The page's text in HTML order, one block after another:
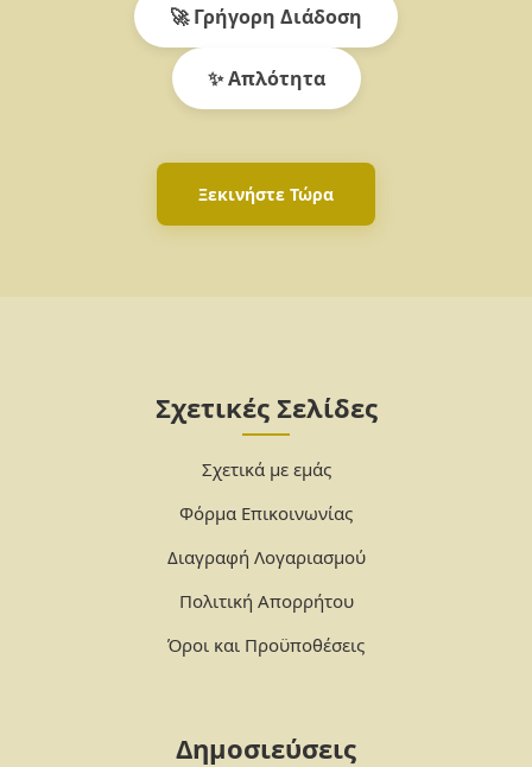
🚀 Γρήγορη Διάδοση
✨ Απλότητα
Ξεκινήστε Τώρα
Σχετικές Σελίδες
Σχετικά με εμάς
Φόρμα Επικοινωνίας
Διαγραφή Λογαριασμού
Πολιτική Απορρήτου
Όροι και Προϋποθέσεις
Δημοσιεύσεις